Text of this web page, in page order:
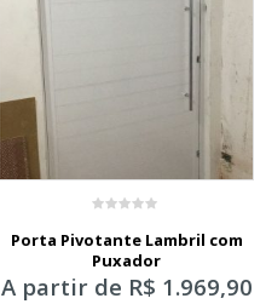
out
5
Porta Pivotante Lambril com
Puxador
A partir de R$ 1.969,90